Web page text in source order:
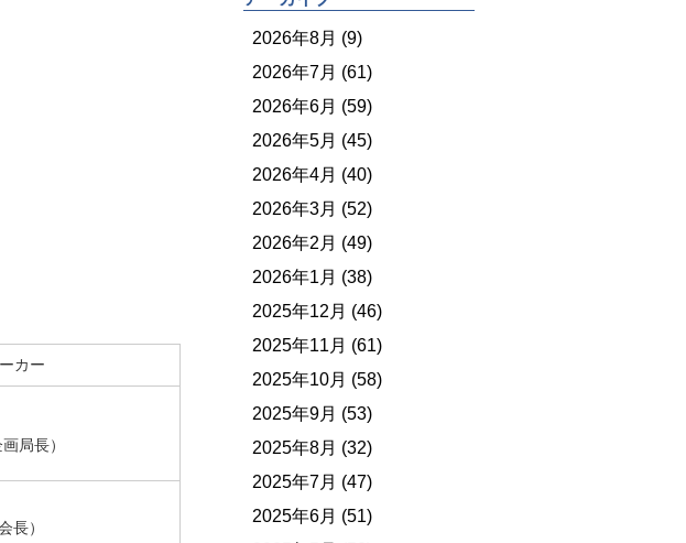
カー
局長）
長）
2026年8月 (9)
2026年7月 (61)
2026年6月 (59)
2026年5月 (45)
2026年4月 (40)
2026年3月 (52)
2026年2月 (49)
2026年1月 (38)
2025年12月 (46)
2025年11月 (61)
2025年10月 (58)
2025年9月 (53)
2025年8月 (32)
2025年7月 (47)
2025年6月 (51)